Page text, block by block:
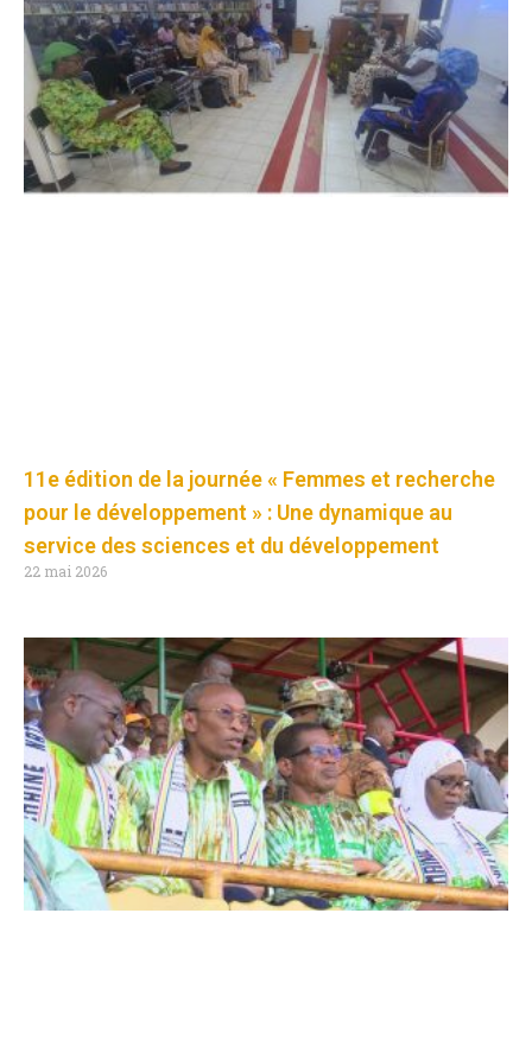
11e édition de la journée « Femmes et recherche
pour le développement » : Une dynamique au
service des sciences et du développement
22 mai 2026